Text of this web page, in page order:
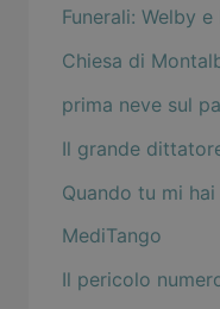
Funerali: Welby
Chiesa di
prima neve sul
Il grande
Quando tu mi
MediTango
Il pericolo